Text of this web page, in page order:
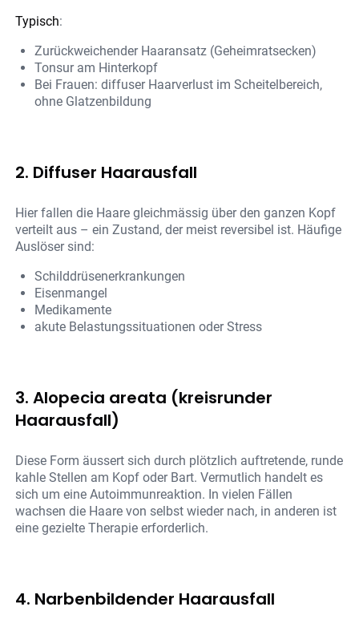
Typisch:
Zurückweichender Haaransatz (Geheimratsecken)
Tonsur am Hinterkopf
Bei Frauen: diffuser Haarverlust im Scheitelbereich,
ohne Glatzenbildung
2. Diffuser Haarausfall
Hier fallen die Haare gleichmässig über den ganzen Kopf
verteilt aus – ein Zustand, der meist reversibel ist. Häufige
Auslöser sind:
Schilddrüsenerkrankungen
Eisenmangel
Medikamente
akute Belastungssituationen oder Stress
3. Alopecia areata (kreisrunder
Haarausfall)
Diese Form äussert sich durch plötzlich auftretende, runde
kahle Stellen am Kopf oder Bart. Vermutlich handelt es
sich um eine Autoimmunreaktion. In vielen Fällen
wachsen die Haare von selbst wieder nach, in anderen ist
eine gezielte Therapie erforderlich.
4. Narbenbildender Haarausfall